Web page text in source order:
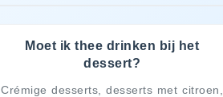
Moet ik thee drinken bij het
dessert?
Crémige desserts, desserts met citroen,